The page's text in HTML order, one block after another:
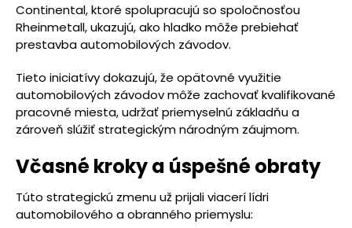
Continental, ktoré spolupracujú so spoločnosťou
Rheinmetall, ukazujú, ako hladko môže prebiehať
prestavba automobilových závodov.
Tieto iniciatívy dokazujú, že opätovné využitie
automobilových závodov môže zachovať kvalifikované
pracovné miesta, udržať priemyselnú základňu a
zároveň slúžiť strategickým národným záujmom.
Včasné kroky a úspešné obraty
Túto strategickú zmenu už prijali viacerí lídri
automobilového a obranného priemyslu: